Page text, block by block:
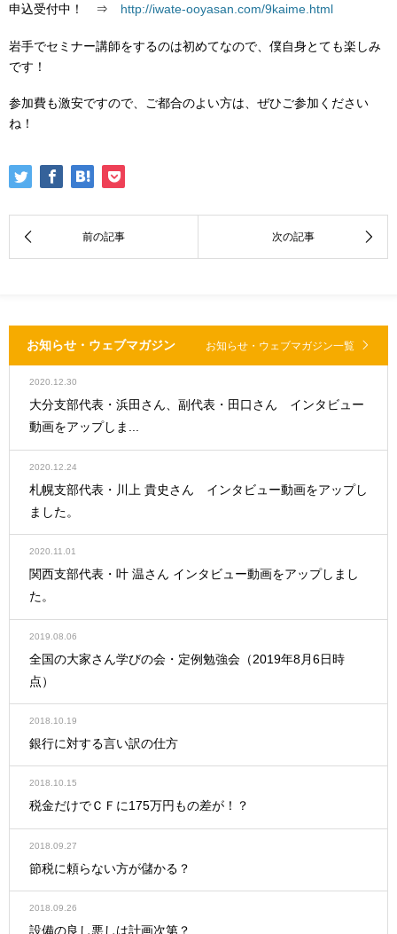
申込受付中！ ⇒ http://iwate-ooyasan.com/9kaime.html
岩手でセミナー講師をするのは初めてなので、僕自身とても楽しみ
です！
参加費も激安ですので、ご都合のよい方は、ぜひご参加ください
ね！
お知らせ・ウェブマガジン お知らせ・ウェブマガジン一覧
2020.12.30
大分支部代表・浜田さん、副代表・田口さん インタビュー
動画をアップしま...
2020.12.24
札幌支部代表・川上 貴史さん インタビュー動画をアップし
ました。
2020.11.01
関西支部代表・叶 温さん インタビュー動画をアップしまし
た。
2019.08.06
全国の大家さん学びの会・定例勉強会（2019年8月6日時
点）
2018.10.19
銀行に対する言い訳の仕方
2018.10.15
税金だけでＣＦに175万円もの差が！？
2018.09.27
節税に頼らない方が儲かる？
2018.09.26
設備の良し悪しは計画次第？